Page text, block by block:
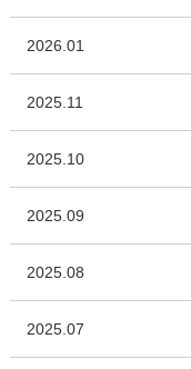
2026.01
2025.11
2025.10
2025.09
2025.08
2025.07